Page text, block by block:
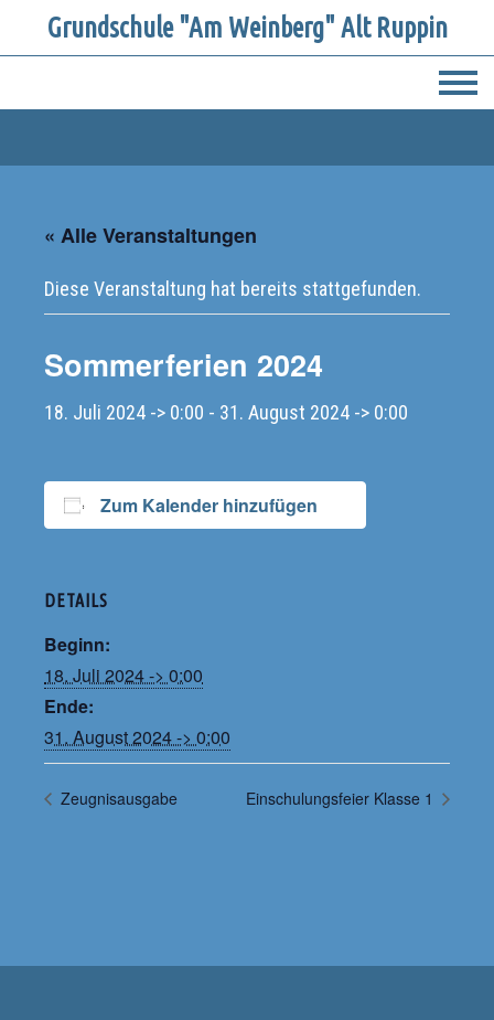
Grundschule "Am Weinberg" Alt Ruppin
Unsere Schule
Schulprogramm
Schulflyer
Schulporträt
Leitbild und Leitsatz
Schulrundgang
Schulteam
Hausordnung/ Nutzungsordnung digitale
Endgeräte ab SJ 25-26
Schulgeschichte
Unterricht
Unterrichts- und Pausenzeiten
Digitale Lernangebote
Schulcloud Brandenburg
Arbeitsgemeinschaften
Gesunde und bewegte Schule
Schülerarbeiten
Schülerarbeiten
Partner
Förderverein
Kooperationspartner
Formularbox
Kontakt
« Alle Veranstaltungen
Diese Veranstaltung hat bereits stattgefunden.
Sommerferien 2024
18. Juli 2024 -> 0:00 - 31. August 2024 -> 0:00
Zum Kalender hinzufügen
DETAILS
Beginn:
18. Juli 2024 -> 0:00
Ende:
31. August 2024 -> 0:00
Zeugnisausgabe Einschulungsfeier Klasse 1